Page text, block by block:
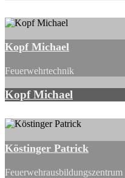
Kopf Michael
Feuerwehrtechnik
Kopf Michael
Köstinger Patrick
Feuerwehrausbildungszentrum